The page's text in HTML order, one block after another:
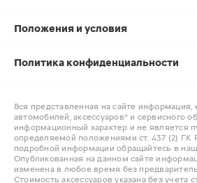
Положения и условия
Политика конфиденциальности
Вся представленная на сайте информация,
автомобилей, аксессуаров* и сервисного
информационный характер и не является
определяемой положениями ст. 437 (2) ГК
подробной информации обращайтесь в наш
Опубликованная на данном сайте
изменена в любое время без
Стоимость аксессуаров указана без учета